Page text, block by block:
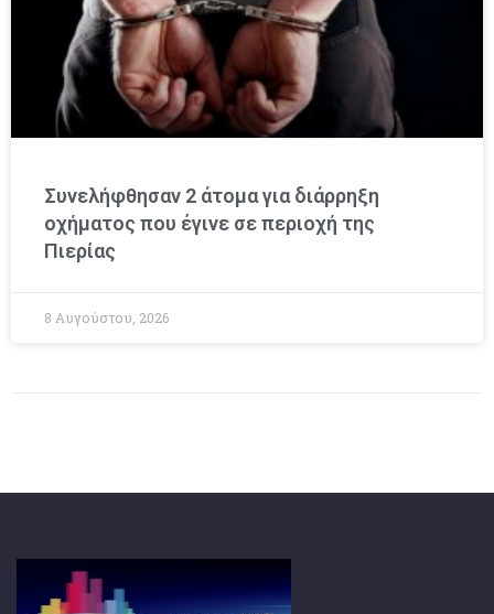
Συνελήφθησαν 2 άτομα για διάρρηξη
οχήματος που έγινε σε περιοχή της
Πιερίας
8 Αυγούστου, 2026